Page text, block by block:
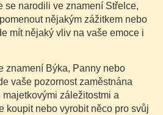
se narodili ve znamení Střelce,
nějakým zážitkem nebo
mít nějaký vliv na vaše emoce i
znamení Býka, Panny nebo
vaše pozornost zaměstnána
záležitostmi a
koupit nebo vyrobit něco pro svůj